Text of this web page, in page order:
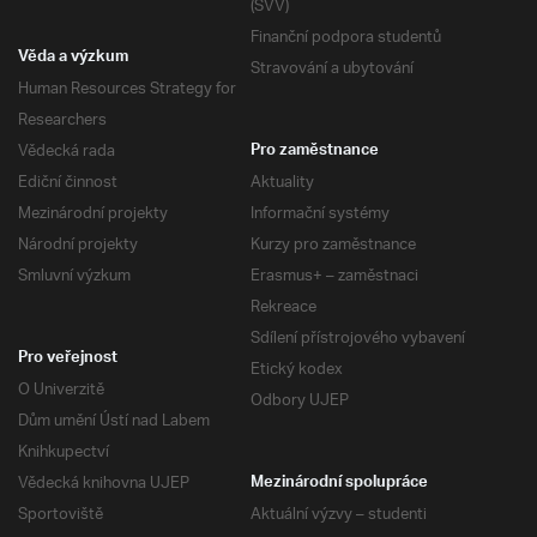
Finanční podpora studentů
Stravování a ubytování
Věda a výzkum
Human Resources Strategy for
Researchers
Vědecká rada
Ediční činnost
Mezinárodní projekty
Národní projekty
Smluvní výzkum
Pro zaměstnance
Aktuality
Informační systémy
Kurzy pro zaměstnance
Erasmus+ – zaměstnaci
Rekreace
Sdílení přístrojového vybavení
Etický kodex
Odbory UJEP
Pro veřejnost
O Univerzitě
Dům umění Ústí nad Labem
Knihkupectví
Vědecká knihovna UJEP
Sportoviště
Mezinárodní spolupráce
Aktuální výzvy – studenti